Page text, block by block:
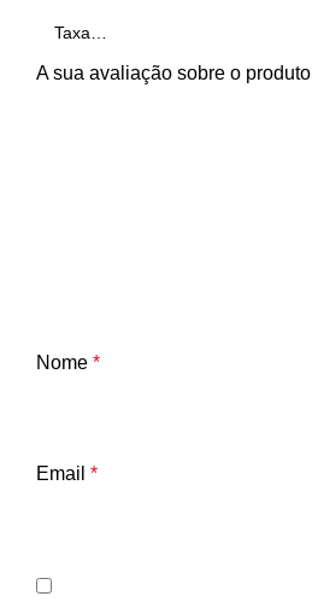
A sua avaliação sobre o produto
Nome *
Email *